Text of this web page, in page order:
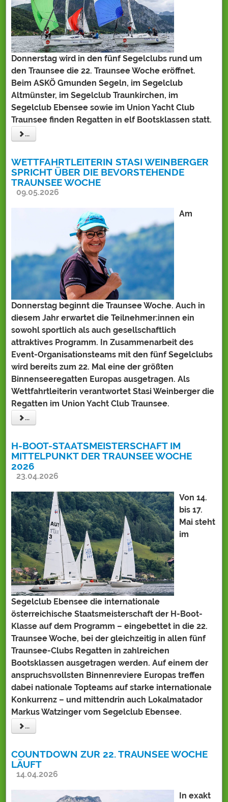
Donnerstag wird in den fünf Segelclubs rund um
den Traunsee die 22. Traunsee Woche eröffnet.
Beim ASKÖ Gmunden Segeln, im Segelclub
Altmünster, im Segelclub Traunkirchen, im
Segelclub Ebensee sowie im Union Yacht Club
Traunsee finden Regatten in elf Bootsklassen statt.
...
WETTFAHRTLEITERIN STASI WEINBERGER
SPRICHT ÜBER DIE BEVORSTEHENDE
TRAUNSEE WOCHE
09.05.2026
Am
Donnerstag beginnt die Traunsee Woche. Auch in
diesem Jahr erwartet die Teilnehmer:innen ein
sowohl sportlich als auch gesellschaftlich
attraktives Programm. In Zusammenarbeit des
Event-Organisationsteams mit den fünf Segelclubs
wird bereits zum 22. Mal eine der größten
Binnenseeregatten Europas ausgetragen. Als
Wettfahrtleiterin verantwortet Stasi Weinberger die
Regatten im Union Yacht Club Traunsee.
...
H-BOOT-STAATSMEISTERSCHAFT IM
MITTELPUNKT DER TRAUNSEE WOCHE
2026
23.04.2026
Von 14.
bis 17.
Mai steht
im
Segelclub Ebensee die internationale
österreichische Staatsmeisterschaft der H-Boot-
Klasse auf dem Programm – eingebettet in die 22.
Traunsee Woche, bei der gleichzeitig in allen fünf
Traunsee-Clubs Regatten in zahlreichen
Bootsklassen ausgetragen werden. Auf einem der
anspruchsvollsten Binnenreviere Europas treffen
dabei nationale Topteams auf starke internationale
Konkurrenz – und mittendrin auch Lokalmatador
Markus Watzinger vom Segelclub Ebensee.
...
COUNTDOWN ZUR 22. TRAUNSEE WOCHE
LÄUFT
14.04.2026
In exakt